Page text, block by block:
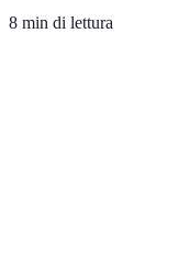
8 min di lettura